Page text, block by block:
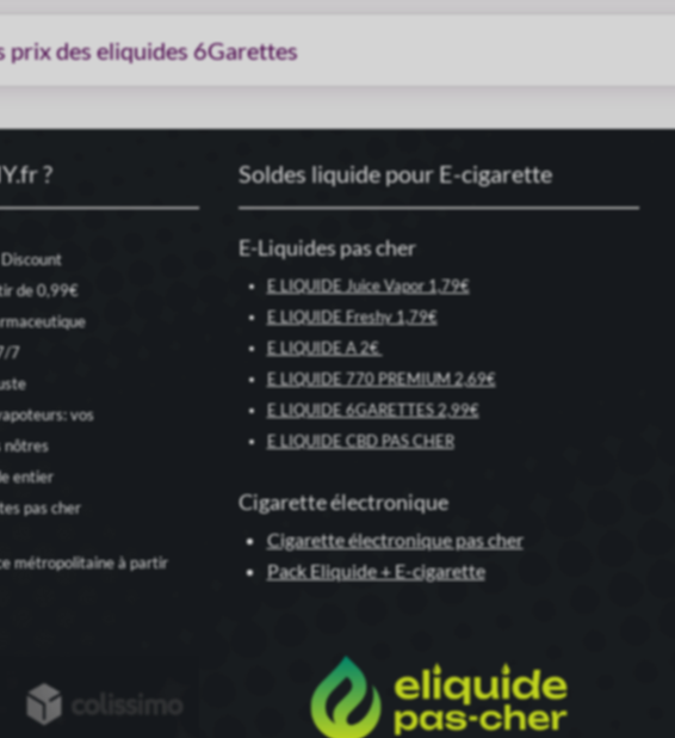
prix des eliquides 6Garettes
?
de 0,99€
7
vos
nôtres
entier
pas cher
métropolitaine à partir
Soldes liquide pour E-cigarette
E-Liquides pas cher
E LIQUIDE Juice Vapor 1,79€
E LIQUIDE Freshy 1,79€
E LIQUIDE A 2€
E LIQUIDE 770 PREMIUM 2,69€
E LIQUIDE 6GARETTES 2,99€
E LIQUIDE CBD PAS CHER
Cigarette électronique
Cigarette électronique pas cher
Pack Eliquide + E-cigarette